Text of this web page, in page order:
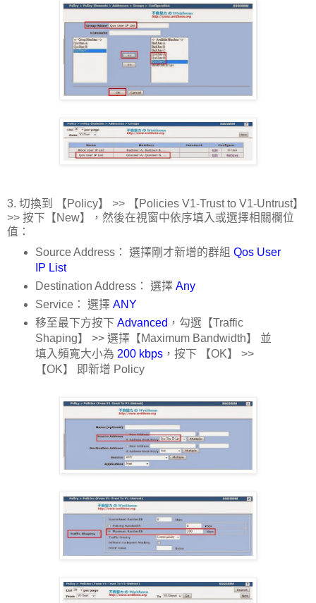
3. 切換到 【Policy】 >> 【Policies V1-Trust to V1-Untrust】
>> 按下【New】，然後在視窗中依序填入或選擇相關欄位
值：
Source Address： 選擇剛才新增的群組 Qos User
IP List
Destination Address： 選擇 Any
Service： 選擇 ANY
移至最下方按下 Advanced ，勾選【Traffic
Shaping】 >> 選擇【Maximum Bandwidth】 並
填入頻寬大小為 200 kbps，按下 【OK】 >>
【OK】 即新增 Policy